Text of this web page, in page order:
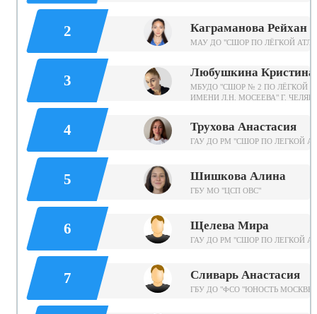
2 Каграманова Рейхан
МАУ ДО "СШОР ПО ЛЁГКОЙ
3 Любушкина Кристина
МБУДО "СШОР № 2 ПО ЛЁГКОЙ
ИМЕНИ Л.Н. МОСЕЕВА" Г.
4 Трухова Анастасия
ГАУ ДО РМ "СШОР ПО ЛЕГКОЙ
5 Шишкова Алина
ГБУ МО "ЦСП ОВС"
6 Щелева Мира
ГАУ ДО РМ "СШОР ПО ЛЕГКОЙ
7 Сливарь Анастасия
ГБУ ДО "ФСО "ЮНОСТЬ МОСКВЫ"